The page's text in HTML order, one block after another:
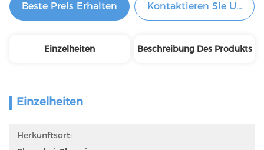
Beste Preis Erhalten Kontaktieren Sie Uns
Einzelheiten Beschreibung Des Produkts
Einzelheiten
Herkunftsort: